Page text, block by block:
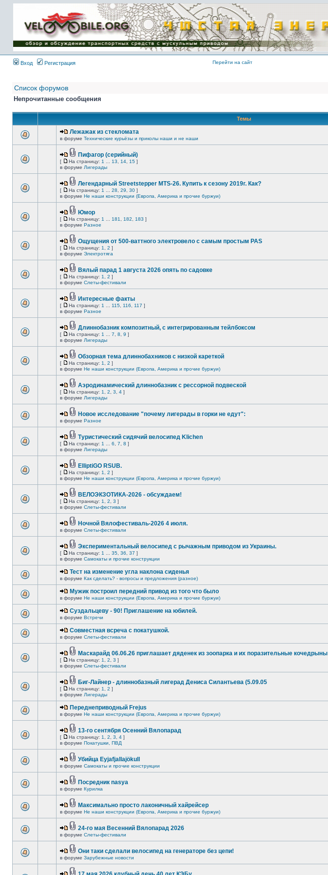
Имя пользователя:
Пароль:
{ LOG_ME_IN_SHORT
}
Вход Регистрация Перейти на сайт
Список форумов
Непрочитанные сообщения
Темы
Лежажак из стекломата
в форуме Технические курьёзы и приколы наши и не наши
Пифагор (серийный)
[ На страницу: 1 13 14 15 ]
в форуме Лигерады
Легендарный Streetstepper MTS-26. Купить к сезону 2019г. Как?
[ На страницу: 1 28 29 30 ]
в форуме Не наши конструкции (Европа, Америка и прочие буржуи)
Юмор
[ На страницу: 1 181 182 183 ]
в форуме Разное
Ощущения от 500-ваттного электровело с самым простым PAS
[ На страницу: 1 2 ]
в форуме Электротяга
Вялый парад 1 августа 2026 опять по садовке
[ На страницу: 1 2 ]
в форуме Слеты-фестивали
Интересные факты
[ На страницу: 1 115 116 117 ]
в форуме Разное
Длиннобазник композитный, с интегрированным тейлбоксом
[ На страницу: 1 7 8 9 ]
в форуме Лигерады
Обзорная тема длиннобахников с низкой кареткой
[ На страницу: 1 2 ]
в форуме Не наши конструкции (Европа, Америка и прочие буржуи)
Аэродинамический длиннобазник с рессорной подвеской
[ На страницу: 1 2 3 4 ]
в форуме Лигерады
Новое исследование "почему лигерады в горки не едут":
в форуме Разное
Туристический сидячий велосипед Klichen
[ На страницу: 1 6 7 8 ]
в форуме Лигерады
ElliptiGO RSUB.
[ На страницу: 1 2 ]
в форуме Не наши конструкции (Европа, Америка и прочие буржуи)
ВЕЛОЭКЗОТИКА-2026 - обсуждаем!
[ На страницу: 1 2 3 ]
в форуме Слеты-фестивали
Ночной Вялофестиваль-2026 4 июля.
в форуме Слеты-фестивали
Экспериментальный велосипед с рычажным приводом из Украины.
[ На страницу: 1 35 36 37 ]
в форуме Самокаты и прочие конструкции
Тест на изменение угла наклона сиденья
в форуме Как сделать? - вопросы и предложения (разное)
Мужик построил передний привод из того что было
в форуме Не наши конструкции (Европа, Америка и прочие буржуи)
Суздальцеву - 90! Приглашение на юбилей.
в форуме Встречи
Совместная всреча с покатушкой.
в форуме Слеты-фестивали
Маскарайд 06.06.26 приглашает дяденек из зоопарка и их поразительные кочедрыны
[ На страницу: 1 2 3 ]
в форуме Слеты-фестивали
Биг-Лайнер - длиннобазный лигерад Дениса Силантьева (5.09.05
[ На страницу: 1 2 ]
в форуме Лигерады
Переднеприводный Frejus
в форуме Не наши конструкции (Европа, Америка и прочие буржуи)
13-го сентября Осенний Вялопарад
[ На страницу: 1 2 3 4 ]
в форуме Покатушки, ПВД
Убийца Eyjafjallajökull
в форуме Самокаты и прочие конструкции
Посредник nasya
в форуме Курилка
Максимально просто лаконичный хайрейсер
в форуме Не наши конструкции (Европа, Америка и прочие буржуи)
24-го мая Весенний Вялопарад 2026
в форуме Слеты-фестивали
Они таки сделали велосипед на генераторе без цепи!
в форуме Зарубежные новости